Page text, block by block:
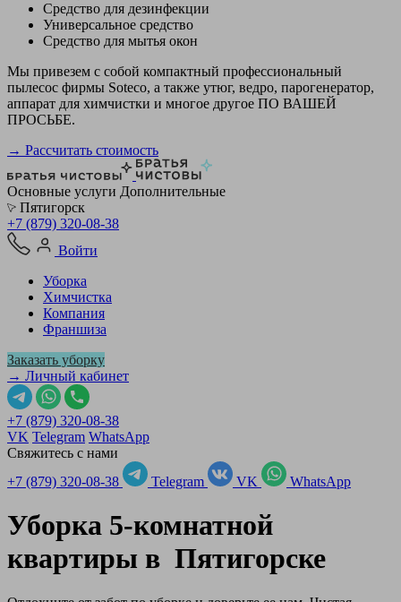
Средство для дезинфекции
Универсальное средство
Средство для мытья окон
Мы привезем с собой компактный профессиональный
пылесос фирмы Soteco, а также утюг, ведро, парогенератор,
аппарат для химчистки и многое другое ПО ВАШЕЙ
ПРОСЬБЕ.
→ Рассчитать стоимость
Основные услуги Дополнительные
Пятигорск
+7 (879) 320-08-38
Войти
Уборка
Химчистка
Компания
Франшиза
Заказать уборку
→ Личный кабинет
+7 (879) 320-08-38
VK Telegram WhatsApp
Свяжитесь с нами
+7 (879) 320-08-38
Telegram VK WhatsApp
Уборка 5-комнатной
квартиры в Пятигорске